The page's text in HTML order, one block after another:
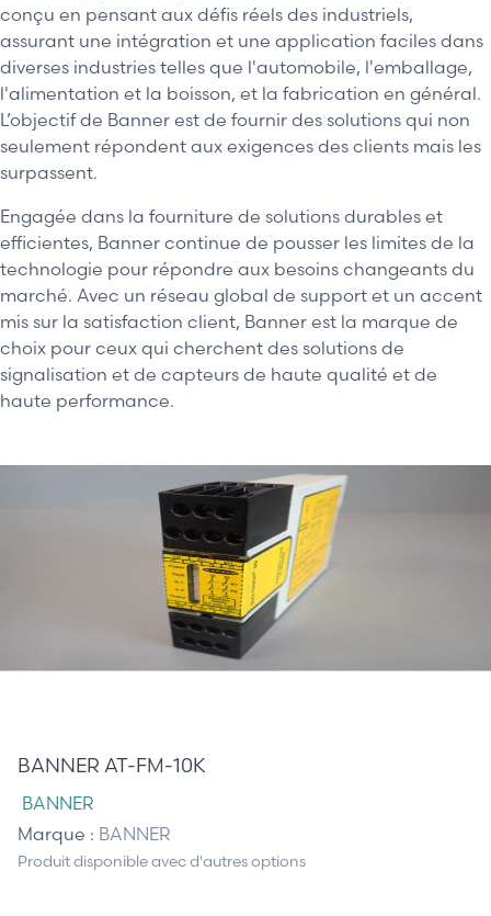
conçu en pensant aux défis réels des industriels,
assurant une intégration et une application faciles dans
diverses industries telles que l'automobile, l'emballage,
l'alimentation et la boisson, et la fabrication en général.
L’objectif de Banner est de fournir des solutions qui non
seulement répondent aux exigences des clients mais les
surpassent.
Engagée dans la fourniture de solutions durables et
efficientes, Banner continue de pousser les limites de la
technologie pour répondre aux besoins changeants du
marché. Avec un réseau global de support et un accent
mis sur la satisfaction client, Banner est la marque de
choix pour ceux qui cherchent des solutions de
signalisation et de capteurs de haute qualité et de
haute performance.
BANNER AT-FM-10K
BANNER
Marque : BANNER
Produit disponible avec d'autres options